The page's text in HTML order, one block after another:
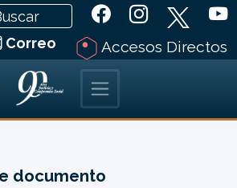
Correo Accesos Directos
documento